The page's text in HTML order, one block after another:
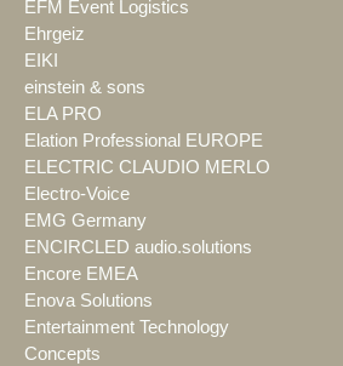
EFM Event Logistics
Ehrgeiz
EIKI
einstein & sons
ELA PRO
Elation Professional EUROPE
ELECTRIC CLAUDIO MERLO
Electro-Voice
EMG Germany
ENCIRCLED audio.solutions
Encore EMEA
Enova Solutions
Entertainment Technology
Concepts